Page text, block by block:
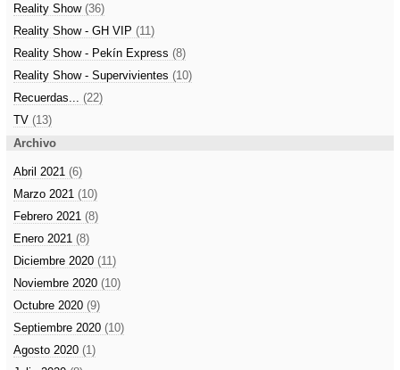
Reality Show (36)
Reality Show - GH VIP (11)
Reality Show - Pekín Express (8)
Reality Show - Supervivientes (10)
Recuerdas... (22)
TV (13)
Archivo
Abril 2021 (6)
Marzo 2021 (10)
Febrero 2021 (8)
Enero 2021 (8)
Diciembre 2020 (11)
Noviembre 2020 (10)
Octubre 2020 (9)
Septiembre 2020 (10)
Agosto 2020 (1)